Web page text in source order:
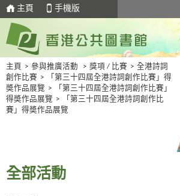
主頁 手機版
主頁 > 參與推廣活動 > 獎項 / 比賽 > 全港詩詞
創作比賽 >
「第三十四屆全港詩詞創作比賽」得
奬作品展覽 >
「第三十四屆全港詩詞創作比賽」
得奬作品展覽 >
「第三十四屆全港詩詞創作比
賽」得奬作品展覽
全部活動